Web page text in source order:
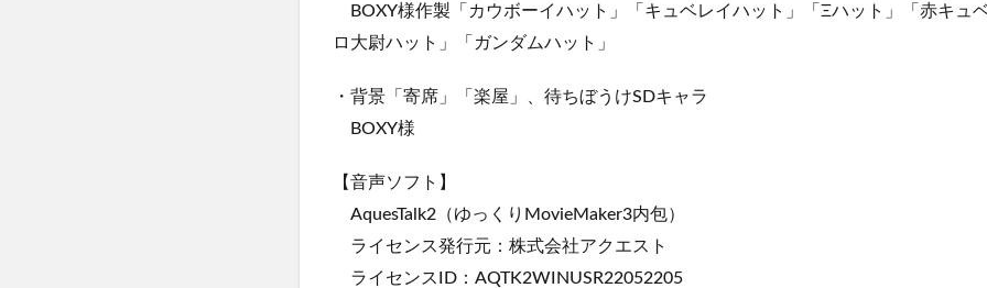
BOXY様作製「カウボーイハット」「キュベレイハット」「Ξハット」「赤キュ
ロ大尉ハット」「ガンダムハット」
・背景「寄席」「楽屋」、待ちぼうけSDキャラ
BOXY様
【音声ソフト】
AquesTalk2（ゆっくりMovieMaker3内包）
ライセンス発行元：株式会社アクエスト
ライセンスID：AQTK2WINUSR22052205